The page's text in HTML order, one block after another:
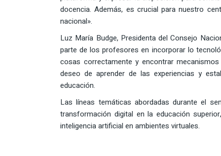
docencia. Además, es crucial para nuestro
nacional».
Luz María Budge, Presidenta del Consejo
parte de los profesores en incorporar lo
cosas correctamente y encontrar
deseo de aprender de las experiencias y
educación.
Las líneas temáticas abordadas durante el
transformación digital en la educación
inteligencia artificial en ambientes virtuales.